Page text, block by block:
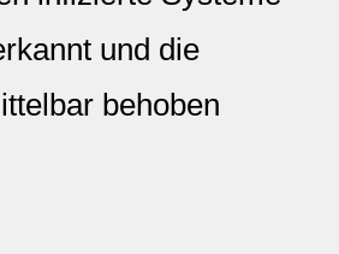
und die
behoben